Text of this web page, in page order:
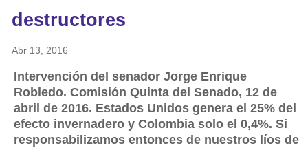
destructores
Abr 13, 2016
Intervención del senador Jorge Enrique
Robledo. Comisión Quinta del Senado, 12 de
abril de 2016. Estados Unidos genera el 25% del
efecto invernadero y Colombia solo el 0,4%. Si
responsabilizamos entonces de nuestros líos de